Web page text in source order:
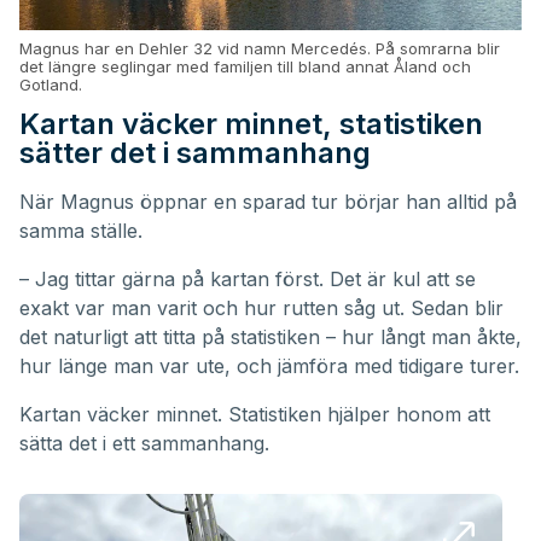
Magnus har en Dehler 32 vid namn Mercedés. På somrarna blir
det längre seglingar med familjen till bland annat Åland och
Gotland.
Kartan väcker minnet, statistiken
sätter det i sammanhang
När Magnus öppnar en sparad tur börjar han alltid på
samma ställe.
– Jag tittar gärna på kartan först. Det är kul att se
exakt var man varit och hur rutten såg ut. Sedan blir
det naturligt att titta på statistiken – hur långt man åkte,
hur länge man var ute, och jämföra med tidigare turer.
Kartan väcker minnet. Statistiken hjälper honom att
sätta det i ett sammanhang.